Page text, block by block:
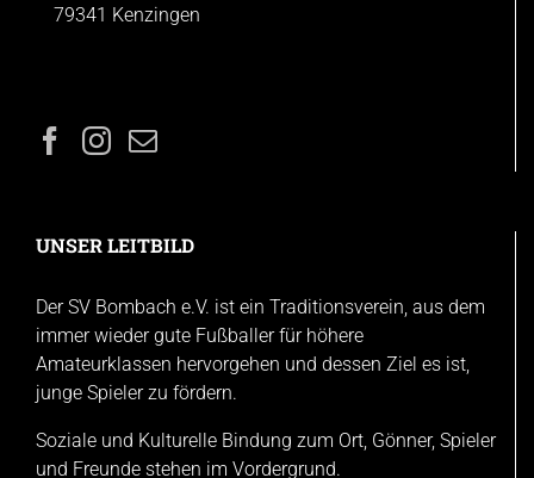
79341 Kenzingen
UNSER LEITBILD
Der SV Bombach e.V. ist ein Traditionsverein, aus dem
immer wieder gute Fußballer für höhere
Amateurklassen hervorgehen und dessen Ziel es ist,
junge Spieler zu fördern.
Soziale und Kulturelle Bindung zum Ort, Gönner, Spieler
und Freunde stehen im Vordergrund.